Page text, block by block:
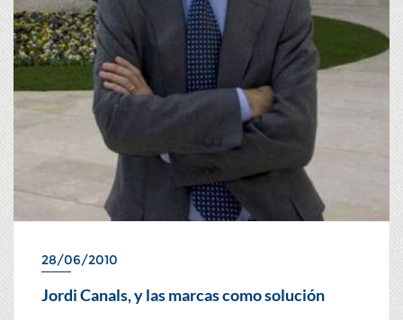
28/06/2010
Jordi Canals, y las marcas como solución